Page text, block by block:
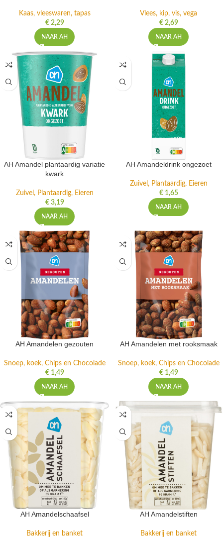
Kaas, vleeswaren, tapas
€2,29
NAAR AH
Vlees, kip, vis, vega
€2,69
NAAR AH
AH Amandel plantaardig variatie
kwark
Zuivel, Plantaardig, Eieren
€3,19
NAAR AH
AH Amandeldrink ongezoet
Zuivel, Plantaardig, Eieren
€1,65
NAAR AH
AH Amandelen gezouten
Snoep, koek, Chips en Chocolade
€1,49
NAAR AH
AH Amandelen met rooksmaak
Snoep, koek, Chips en Chocolade
€1,49
NAAR AH
AH Amandelschaafsel
Bakkerij en banket
AH Amandelstiften
Bakkerij en banket